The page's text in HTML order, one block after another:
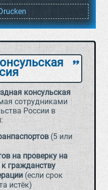
a
консульская
сотрудниками
России в
:
(5 или
на проверку на
гражданству
(если срок
истёк)